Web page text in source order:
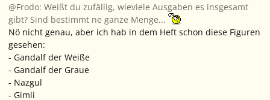
@Frodo: Weißt du zufällig, wieviele Ausgaben es insgesamt
gibt? Sind bestimmt ne ganze Menge...
Nö nicht genau, aber ich hab in dem Heft schon diese Figuren
gesehen:
- Gandalf der Weiße
- Gandalf der Graue
- Nazgul
- Gimli